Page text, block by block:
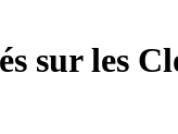
sur les